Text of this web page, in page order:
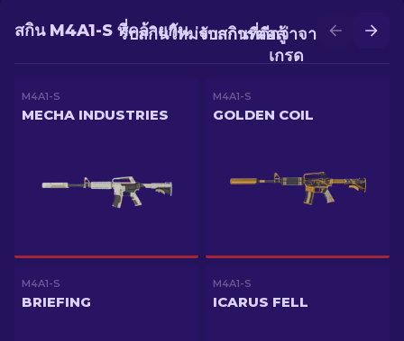
รับสกินที่ดีกว่าจากการอัป
เกรด
รับสกินใหม่จากการต่อสู้
สกิน M4A1-S ที่คล้ายกัน
M4A1-S
MECHA INDUSTRIES
M4A1-S
GOLDEN COIL
M4A1-S
BRIEFING
M4A1-S
ICARUS FELL